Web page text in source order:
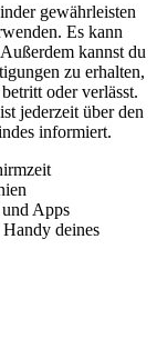
gewährleisten
Es kann
kannst du
zu erhalten,
oder verlässt.
jederzeit über den
informiert.
Apps
deines